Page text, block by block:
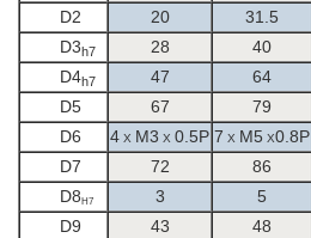
D2
20 31.5
D3h7 28 40
D4h7 47 64
D5
67 79
D6
4 X M3 X 0.5P 7 X M5 X0.8P
D7
72 86
D8 H7 3 5
D9
43 48